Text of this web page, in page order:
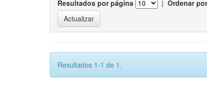
Resultados por página | Ordenar por
Resultados 1-1 de 1.